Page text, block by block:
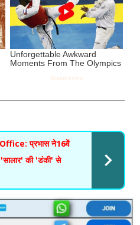
प्रभास ने16वें
'सालार' की 'डंकी' से